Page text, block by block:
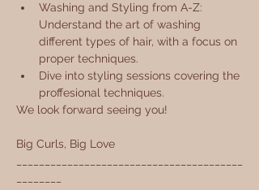
Washing and Styling from A-Z:
Understand the art of washing
different types of hair, with a focus on
proper techniques.
Dive into styling sessions covering the
proffesional techniques.
We look forward seeing you!
Big Curls, Big Love